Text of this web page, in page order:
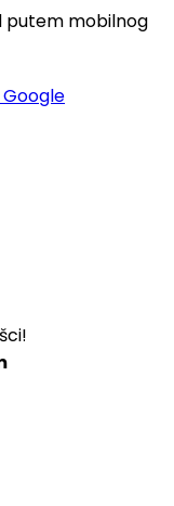
putem mobilnog